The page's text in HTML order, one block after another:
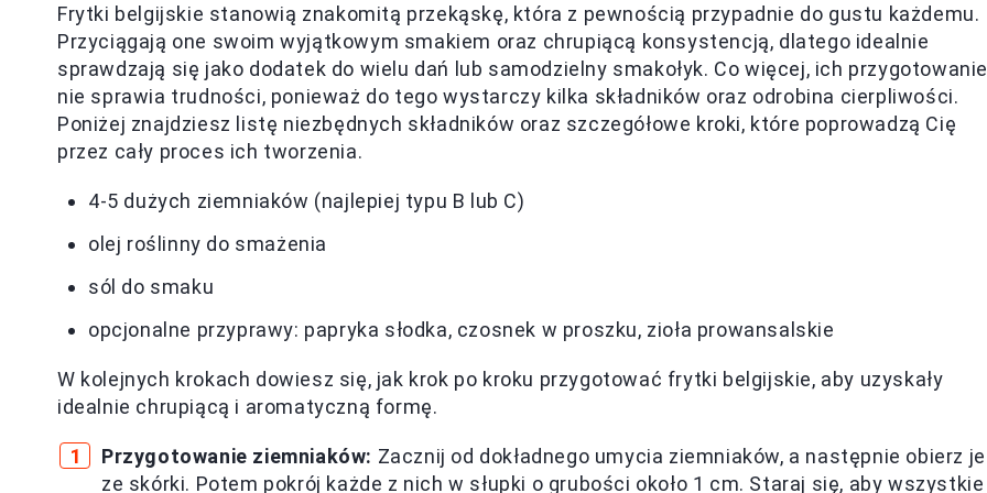
Frytki belgijskie stanowią znakomitą przekąskę, która z pewnością przypadnie do gustu każdemu.
Przyciągają one swoim wyjątkowym smakiem oraz chrupiącą konsystencją, dlatego idealnie
sprawdzają się jako dodatek do wielu dań lub samodzielny smakołyk. Co więcej, ich przygotowanie
nie sprawia trudności, ponieważ do tego wystarczy kilka składników oraz odrobina cierpliwości.
Poniżej znajdziesz listę niezbędnych składników oraz szczegółowe kroki, które poprowadzą Cię
przez cały proces ich tworzenia.
4-5 dużych ziemniaków (najlepiej typu B lub C)
olej roślinny do smażenia
sól do smaku
opcjonalne przyprawy: papryka słodka, czosnek w proszku, zioła prowansalskie
W kolejnych krokach dowiesz się, jak krok po kroku przygotować frytki belgijskie, aby uzyskały
idealnie chrupiącą i aromatyczną formę.
Przygotowanie ziemniaków: Zacznij od dokładnego umycia ziemniaków, a następnie obierz je
ze skórki. Potem pokrój każde z nich w słupki o grubości około 1 cm. Staraj się, aby wszystkie